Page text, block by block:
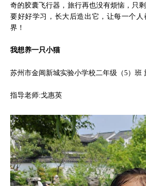
奇的胶囊飞行器，旅行再也没有烦恼，只
要好好学习，长大后造出它，让每一个
界！
我想养一只小猫
苏州市金阊新城实验小学校二年级（5）班
指导老师:戈惠英